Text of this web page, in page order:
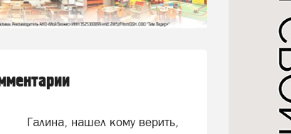
Галина, нашел кому верить,